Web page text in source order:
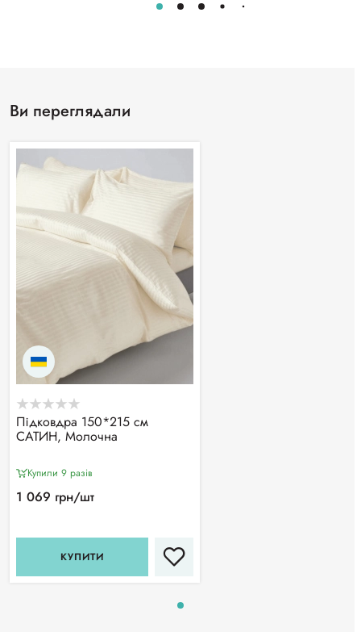
Ви переглядали
Підковдра 150*215 см
САТИН, Молочна
Купили 9 разiв
1 069 грн/шт
КУПИТИ